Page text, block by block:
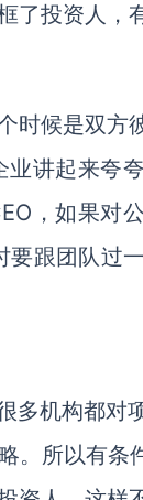
投资人，
候是双方
讲起来夸
，如果对
跟团队过
多机构都对
。所以有条